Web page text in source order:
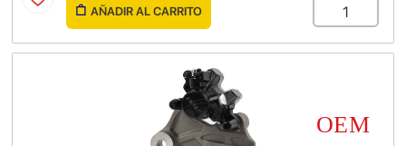
AÑADIR AL CARRITO